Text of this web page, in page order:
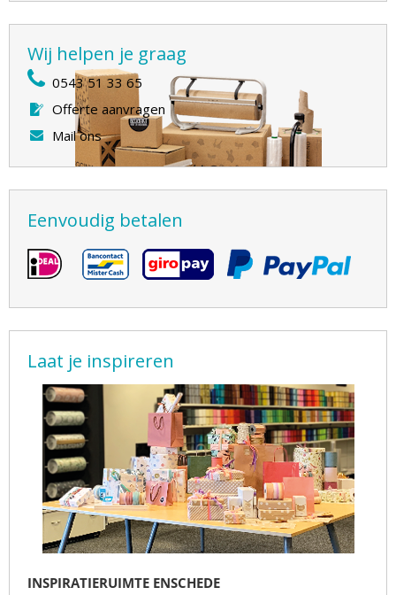
Wij helpen je graag
0543 51 33 65
Offerte aanvragen
Mail ons
Eenvoudig betalen
Laat je inspireren
INSPIRATIERUIMTE ENSCHEDE